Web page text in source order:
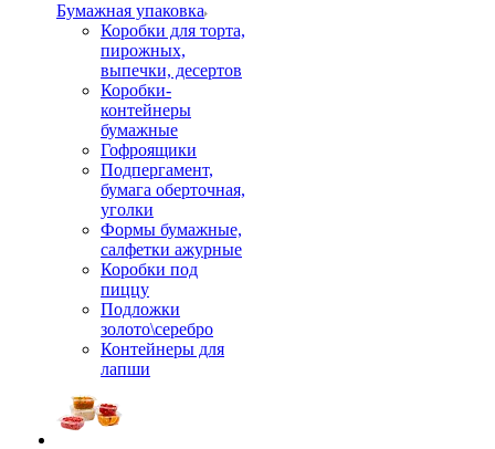
Бумажная упаковка
Коробки для торта,
пирожных,
выпечки, десертов
Коробки-
контейнеры
бумажные
Гофроящики
Подпергамент,
бумага оберточная,
уголки
Формы бумажные,
салфетки ажурные
Коробки под
пиццу
Подложки
золото\серебро
Контейнеры для
лапши